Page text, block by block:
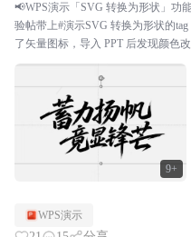
9+
📢WPS演示「SVG 转换为形状」功
验帖带上#演示SVG 转换为形状的
了矢量图标，导入 PPT 后发现颜色
VG，想微调某个笔...
WPS演示